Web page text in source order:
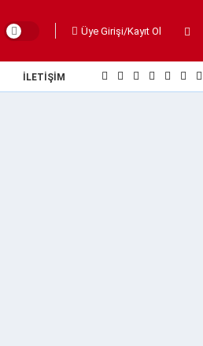
Üye Girişi/Kayıt Ol
İLETIŞIM